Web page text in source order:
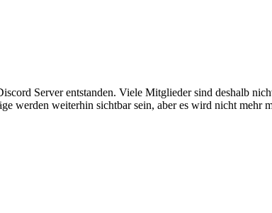
Server entstanden. Viele Mitglieder sind deshalb
werden weiterhin sichtbar sein, aber es wird nicht